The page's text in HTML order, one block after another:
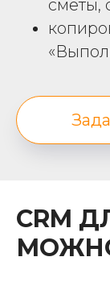
сметы,
CRM